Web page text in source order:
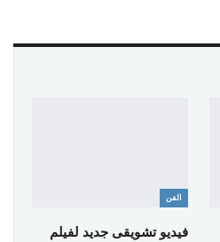
الفن
فيديو تشويقى جديد لفيلم